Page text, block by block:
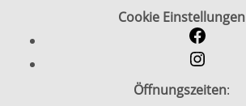
Cookie Einstellungen
Öffnungszeiten: